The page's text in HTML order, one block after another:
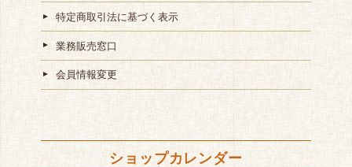
特定商取引法に基づく表示
業務販売窓口
会員情報変更
ショップカレンダー